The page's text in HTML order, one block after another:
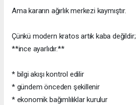
Ama kararın ağırlık merkezi kaymıştır.
Çünkü modern kratos artık kaba değildir;
**ince ayarlıdır.**
* bilgi akışı kontrol edilir
* gündem önceden şekillenir
* ekonomik bağımlılıklar kurulur